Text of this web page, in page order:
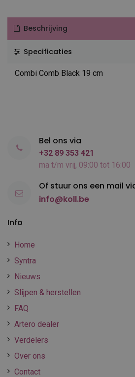
Beschrijving
Specificaties
Combi Comb Black 19 cm
Info
Home
Syntra
Nieuws
Slijpen & herstellen
FAQ
Artero dealer
Verdelers
Over ons
Contact
Bel ons via
+32 89 353 421
ma t/m vrij, 09:00 tot 16:00
Of stuur ons een mail
info@koll.be